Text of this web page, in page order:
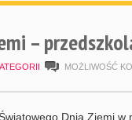
–
MOŻLIWOŚĆ
Dnia Ziemi w